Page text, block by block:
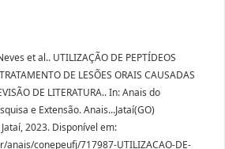
et al.. UTILIZAÇÃO DE PEPTÍDEOS
DE LESÕES ORAIS CAUSADAS
DE LITERATURA.. In: Anais do
e Extensão. Anais...Jataí(GO)
2023. Disponível em:
anais/conepeufj/717987-UTILIZACAO-DE-